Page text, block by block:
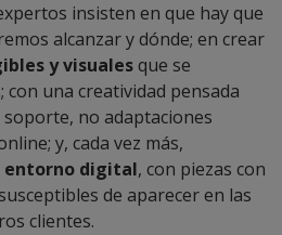
insisten en que hay que
alcanzar y dónde; en crear
y visualesque se
una creatividad pensada
no adaptaciones
y, cada vez más,
entorno digital, con piezas con
de aparecer en las
clientes.